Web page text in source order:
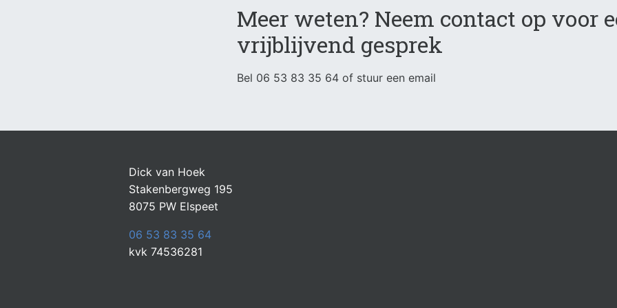
Meer weten? Neem contact op voor
vrijblijvend gesprek
Bel 06 53 83 35 64of stuur een email
Dick van Hoek
Stakenbergweg 195
8075 PW Elspeet
06 53 83 35 64
kvk 74536281